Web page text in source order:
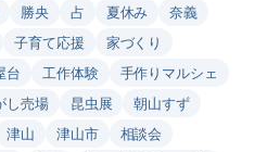
勝央 占 夏休み
奈義
子育て応援
家づくり
台 工作体験
手作りマルシェ
し売場 昆虫展
朝山すず
津山 津山市
相談会